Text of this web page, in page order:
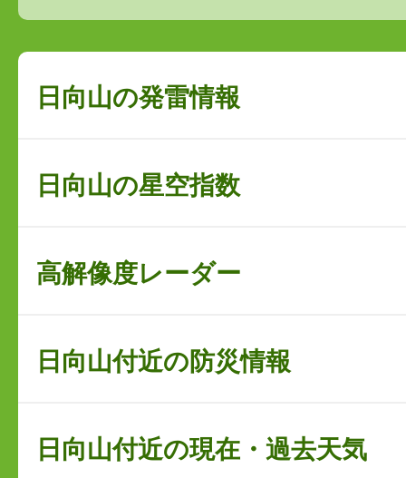
日向山の発雷情報
日向山の星空指数
高解像度レーダー
日向山付近の防災情報
日向山付近の現在・過去天気